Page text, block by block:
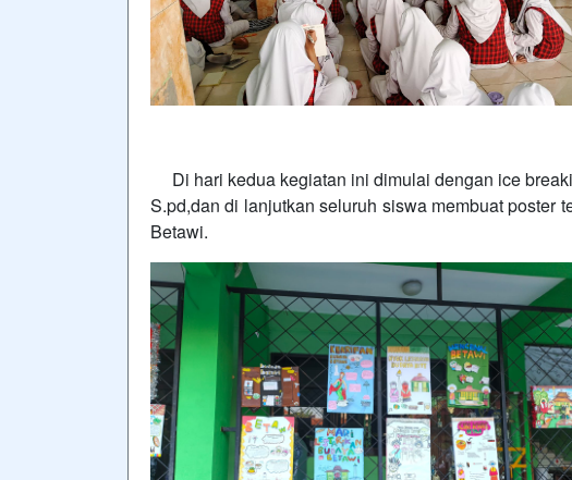
Di hari kedua kegiatan ini dimulai dengan ice
S.pd,dan di lanjutkan seluruh siswa membuat poster
Betawi.